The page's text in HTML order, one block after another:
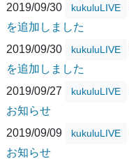
2019/09/30
kukuluLIVE
を追加しました
2019/09/30
kukuluLIVE
を追加しました
2019/09/27
kukuluLIVE
お知らせ
2019/09/09
kukuluLIVE
お知らせ